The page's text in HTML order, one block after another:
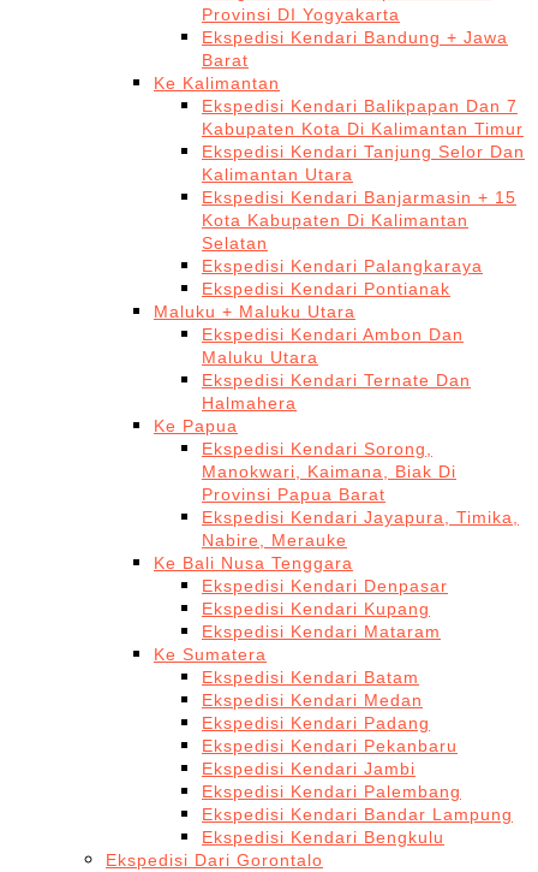
Provinsi DI Yogyakarta
Ekspedisi Kendari Bandung + Jawa
Barat
Ke Kalimantan
Ekspedisi Kendari Balikpapan Dan 7
Kabupaten Kota Di Kalimantan Timur
Ekspedisi Kendari Tanjung Selor Dan
Kalimantan Utara
Ekspedisi Kendari Banjarmasin + 15
Kota Kabupaten Di Kalimantan
Selatan
Ekspedisi Kendari Palangkaraya
Ekspedisi Kendari Pontianak
Maluku + Maluku Utara
Ekspedisi Kendari Ambon Dan
Maluku Utara
Ekspedisi Kendari Ternate Dan
Halmahera
Ke Papua
Ekspedisi Kendari Sorong,
Manokwari, Kaimana, Biak Di
Provinsi Papua Barat
Ekspedisi Kendari Jayapura, Timika,
Nabire, Merauke
Ke Bali Nusa Tenggara
Ekspedisi Kendari Denpasar
Ekspedisi Kendari Kupang
Ekspedisi Kendari Mataram
Ke Sumatera
Ekspedisi Kendari Batam
Ekspedisi Kendari Medan
Ekspedisi Kendari Padang
Ekspedisi Kendari Pekanbaru
Ekspedisi Kendari Jambi
Ekspedisi Kendari Palembang
Ekspedisi Kendari Bandar Lampung
Ekspedisi Kendari Bengkulu
Ekspedisi Dari Gorontalo